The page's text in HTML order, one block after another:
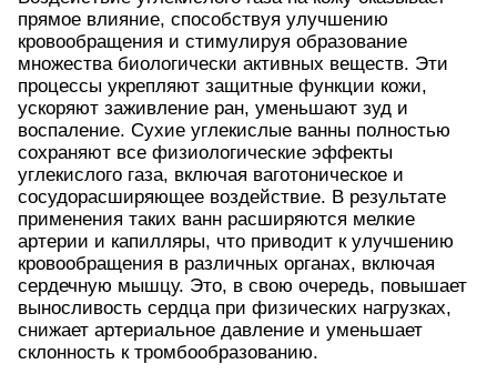
прямое влияние, способствуя улучшению
кровообращения и стимулируя образование
множества биологически активных веществ. Эти
процессы укрепляют защитные функции кожи,
ускоряют заживление ран, уменьшают зуд и
воспаление. Сухие углекислые ванны полностью
сохраняют все физиологические эффекты
углекислого газа, включая ваготоническое и
сосудорасширяющее воздействие. В результате
применения таких ванн расширяются мелкие
артерии и капилляры, что приводит к улучшению
кровообращения в различных органах, включая
сердечную мышцу. Это, в свою очередь, повышает
выносливость сердца при физических нагрузках,
снижает артериальное давление и уменьшает
склонность к тромбообразованию.